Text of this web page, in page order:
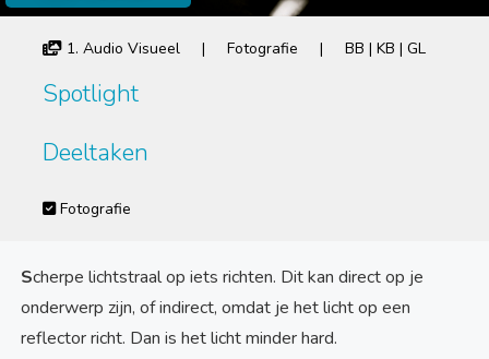
1. Audio Visueel | Fotografie | BB | KB | GL
Spotlight
Deeltaken
Fotografie
Scherpe lichtstraal op iets richten. Dit kan direct op je
onderwerp zijn, of indirect, omdat je het licht op een
reflector richt. Dan is het licht minder hard.